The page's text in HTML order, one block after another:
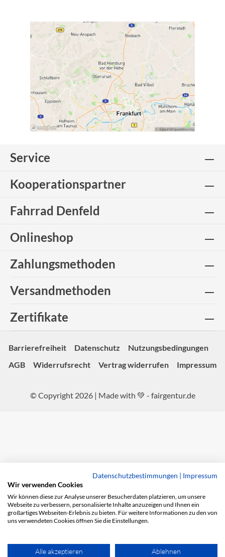
Service
Kooperationspartner
Fahrrad Denfeld
Onlineshop
Zahlungsmethoden
Versandmethoden
Zertifikate
Barrierefreiheit Datenschutz
Nutzungsbedingungen
AGB
Widerrufsrecht Vertrag widerrufen Impressum
© Copyright 2026 | Made with 💚 - fairgentur.de
Datenschutzbestimmungen | Impressum
Wir verwenden Cookies
Wir können diese zur Analyse unserer Besucherdaten platzieren, um unsere
Webseite zu verbessern, personalisierte Inhalte anzuzeigen und Ihnen ein
großartiges Webseiten-Erlebnis zu bieten. Für weitere Informationen zu den von
uns verwendeten Cookies öffnen Sie die Einstellungen.
Alle akzeptieren Ablehnen